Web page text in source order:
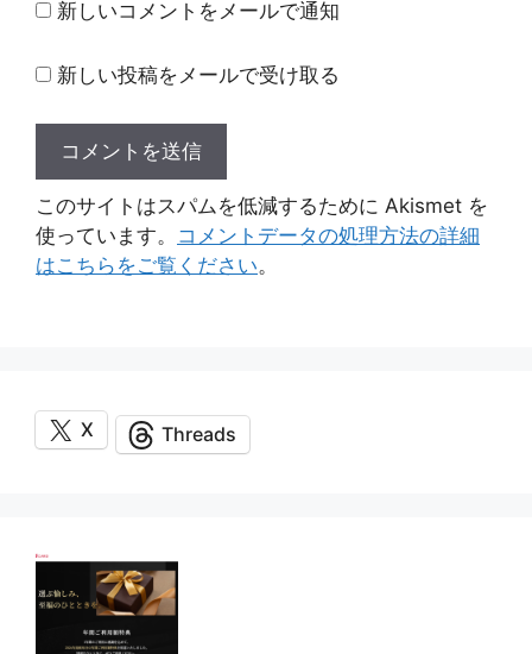
新しいコメントをメールで通知
新しい投稿をメールで受け取る
このサイトはスパムを低減するために Akismet を
使っています。 コメントデータの処理方法の詳細
はこちらをご覧ください。
X Threads